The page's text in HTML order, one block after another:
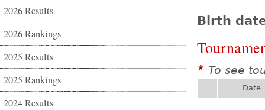
2026 Results
2026 Rankings
2025 Results
2025 Rankings
2024 Results
Birth
* To see
Date